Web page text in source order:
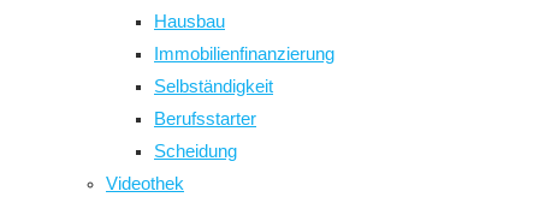
Hausbau
Immobilienfinanzierung
Selbständigkeit
Berufsstarter
Scheidung
Videothek